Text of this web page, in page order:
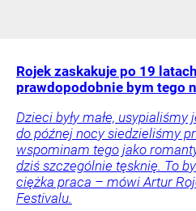
Rojek zaskakuje po 19
prawdopodobnie bym tego
Dzieci były małe,
do późnej nocy siedzieliśmy
wspominam tego jako
dziś szczególnie tęsknię. To
ciężka praca – mówi Artur
Festivalu.